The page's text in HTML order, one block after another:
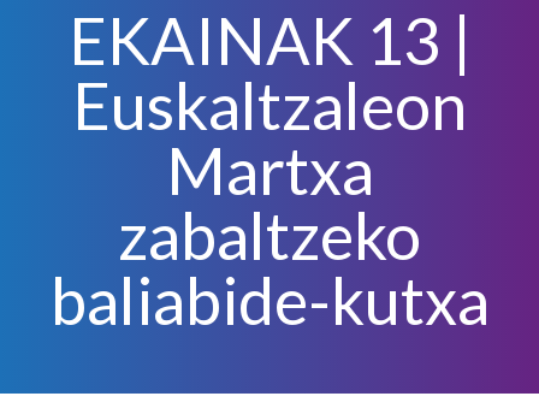
EKAINAK 13 |
Euskaltzaleon
Martxa
zabaltzeko
baliabide-kutxa